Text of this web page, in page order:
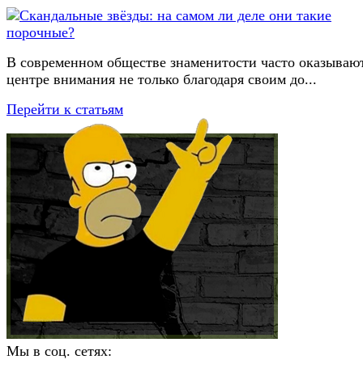
В современном обществе знаменитости часто
центре внимания не только благодаря своим до...
Перейти к статьям
Мы в соц. сетях: